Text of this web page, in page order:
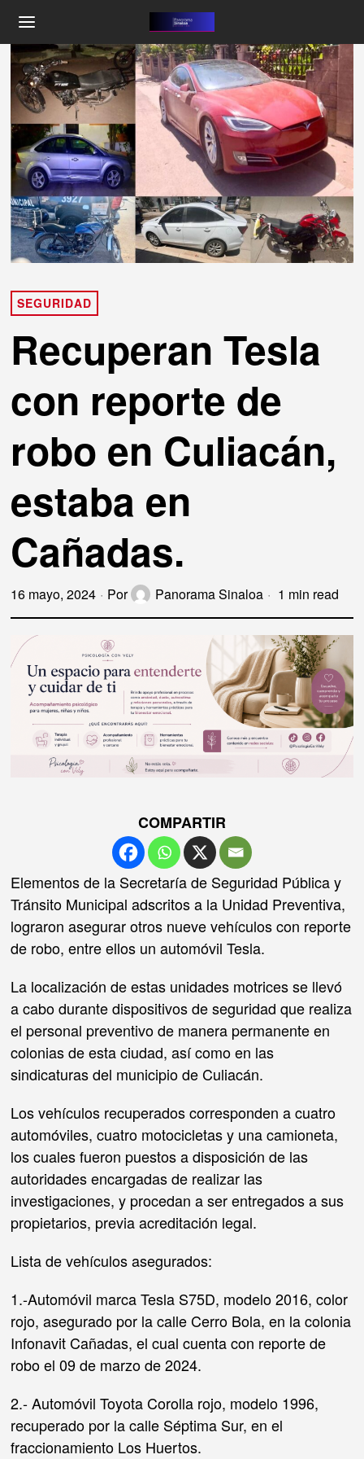
SEGURIDAD
Recuperan Tesla
con reporte de
robo en Culiacán,
estaba en
Cañadas.
16 mayo, 2024 Por Panorama Sinaloa 1 min read
COMPARTIR
Elementos de la Secretaría de Seguridad Pública y
Tránsito Municipal adscritos a la Unidad Preventiva,
lograron asegurar otros nueve vehículos con reporte
de robo, entre ellos un automóvil Tesla.
La localización de estas unidades motrices se llevó
a cabo durante dispositivos de seguridad que realiza
el personal preventivo de manera permanente en
colonias de esta ciudad, así como en las
sindicaturas del municipio de Culiacán.
Los vehículos recuperados corresponden a cuatro
automóviles, cuatro motocicletas y una camioneta,
los cuales fueron puestos a disposición de las
autoridades encargadas de realizar las
investigaciones, y procedan a ser entregados a sus
propietarios, previa acreditación legal.
Lista de vehículos asegurados:
1.-Automóvil marca Tesla S75D, modelo 2016, color
rojo, asegurado por la calle Cerro Bola, en la colonia
Infonavit Cañadas, el cual cuenta con reporte de
robo el 09 de marzo de 2024.
2.- Automóvil Toyota Corolla rojo, modelo 1996,
recuperado por la calle Séptima Sur, en el
fraccionamiento Los Huertos.